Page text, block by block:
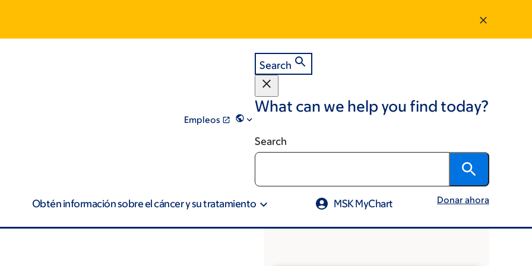
Empleos
Search
What can we help you find today?
Search
Obtén información sobre el cáncer y su tratamiento MSK MyChart Donar ahora